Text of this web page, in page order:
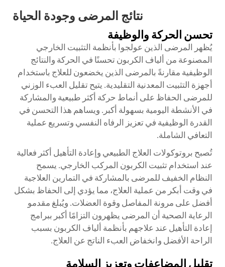
نتائج المرضى وجودة الحياة
تحسن الحركة والوظيفة
يُظهر المرضى الذين عولجوا بأنظمة التثبيت الخارجي
المصنوعة من ألياف الكربون تحسنًا في الحركة والنتائج
الوظيفية مقارنةً بالمرضى الذين يخضعون للعلاج باستخدام
أجهزة التثبيت المعدنية التقليدية. يتيح تقليل العبء الوزني
للمرضى الحفاظ على أنماط حركة أكثر طبيعية والمشاركة
في الأنشطة اليومية بسهولة أكبر. ويساهم هذا التحسن في
القدرة الوظيفية في تعزيز الرفاه النفسي وتسريع عملية
التعافي الشاملة.
تُصبح بروتوكولات العلاج الطبيعي وإعادة التأهيل أكثر فعالية
عند استخدام تثبيت الكربون المركب الخارجي. يسمح
النظام الخفيف للمرضى بالمشاركة في التمارين العلاجية
في وقت أبكر من عملية العلاج، مما يؤدي إلى الحفاظ بشكل
أفضل على مرونة المفاصل وقوة العضلات. ويُبلغ مقدمو
الرعاية الصحية أن المرضى يظهرون التزامًا أكبر ببرامج
إعادة التأهيل عند علاجهم بأنظمة ألياف الكربون بسبب
الراحة الأفضل وانخفاض العبء الناتج عن العلاج.
تقليل المضاعفات وتعزيز السلامة